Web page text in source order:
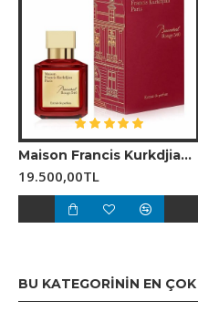
### Şişe Tasarımı
Parfüm, Baccarat kristal
alıcı kırmızı bir şişede
sofistike ve gizemli
### Genel İzlenim
Baccarat Rouge 540
karmaşık yapısıyla öne
maskülen özellikler
özel anlara kadar geniş
ancak özellikle lüks ve
Maison Francis Kurkdjian Baccarat Rouge 540 70 ml EDP Unisex Parfüm
19.500,00TL
BU KATEGORININ EN